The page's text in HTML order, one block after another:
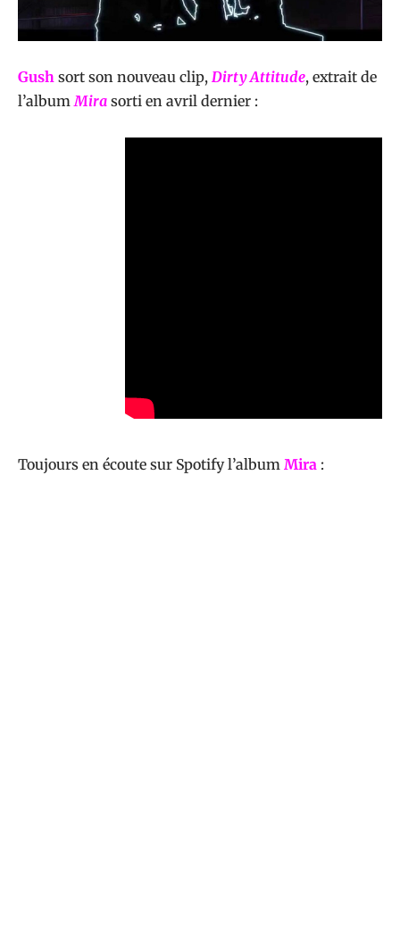
Gush sort son nouveau clip, Dirty Attitude, extrait de
l’album Mira sorti en avril dernier :
Toujours en écoute sur Spotify l’album Mira :